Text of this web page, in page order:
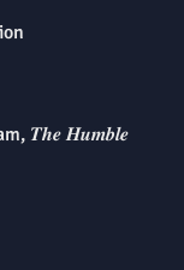
𝑻𝒉𝒆 𝑯𝒖𝒎𝒃𝒍𝒆